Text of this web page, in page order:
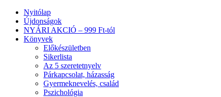
Nyitólap
Újdonságok
NYÁRI AKCIÓ – 999 Ft-tól
Könyvek
Előkészületben
Sikerlista
Az 5 szeretetnyelv
Párkapcsolat, házasság
Gyermeknevelés, család
Pszichológia